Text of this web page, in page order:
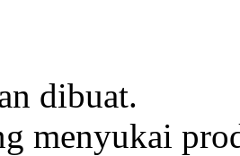
dibuat.
menyukai